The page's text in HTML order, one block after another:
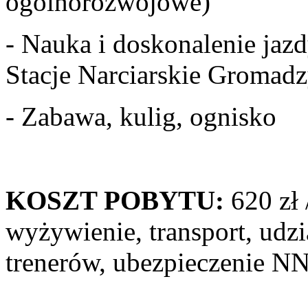
- Nauka i doskonalenie
Stacje Narciarskie
- Zabawa, kulig, ognisko
KOSZT POBYTU: 620
wyżywienie, transport,
trenerów, ubezpieczenie